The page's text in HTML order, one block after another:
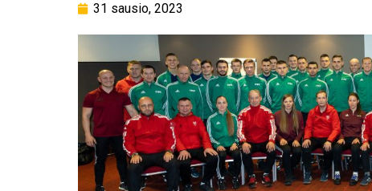
31 sausio, 2023